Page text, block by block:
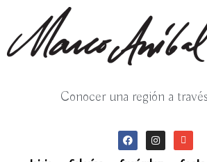
Conocer una región a